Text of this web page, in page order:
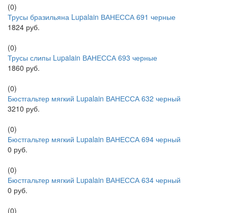
(0)
Трусы бразильяна Lupalain ВАНЕССА 691 черные
1824 руб.
(0)
Трусы слипы Lupalain ВАНЕССА 693 черные
1860 руб.
(0)
Бюстгальтер мягкий Lupalain ВАНЕССА 632 черный
3210 руб.
(0)
Бюстгальтер мягкий Lupalain ВАНЕССА 694 черный
0 руб.
(0)
Бюстгальтер мягкий Lupalain ВАНЕССА 634 черный
0 руб.
(0)